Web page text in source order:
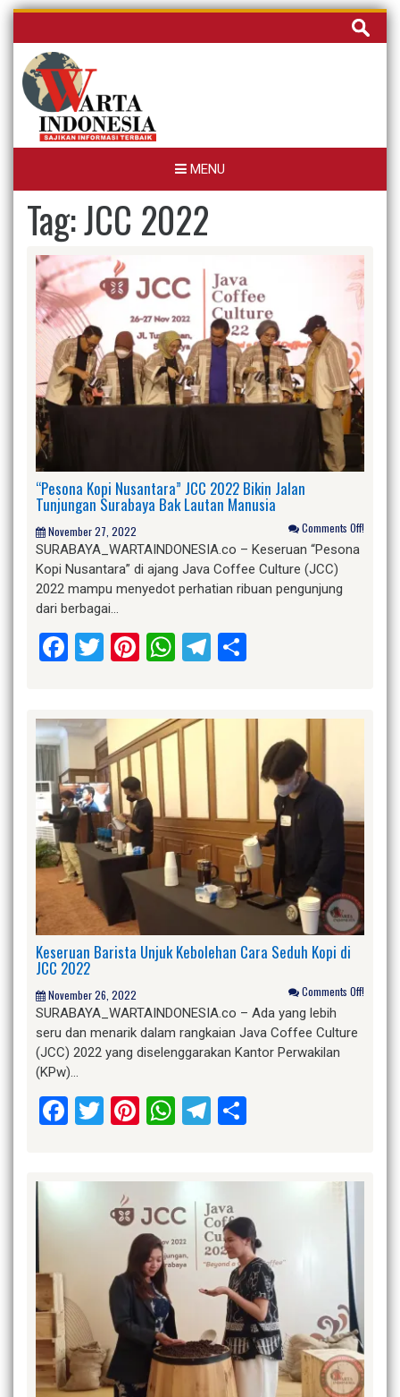
Skip
content
Cari
untuk:
MENU
Tag:JCC 2022
“Pesona Kopi Nusantara” JCC 2022 Bikin Jalan
Tunjungan Surabaya Bak Lautan Manusia
November 27, 2022 Comments Off!
SURABAYA_WARTAINDONESIA.co – Keseruan “Pesona
Kopi Nusantara” di ajang Java Coffee Culture (JCC)
2022 mampu menyedot perhatian ribuan pengunjung
dari berbagai…
Facebook
Twitter
Pinterest
WhatsApp
Telegram
Keseruan Barista Unjuk Kebolehan Cara Seduh Kopi di
JCC 2022
November 26, 2022 Comments Off!
SURABAYA_WARTAINDONESIA.co – Ada yang lebih
seru dan menarik dalam rangkaian Java Coffee Culture
(JCC) 2022 yang diselenggarakan Kantor Perwakilan
(KPw)…
Facebook
Twitter
Pinterest
WhatsApp
Telegram